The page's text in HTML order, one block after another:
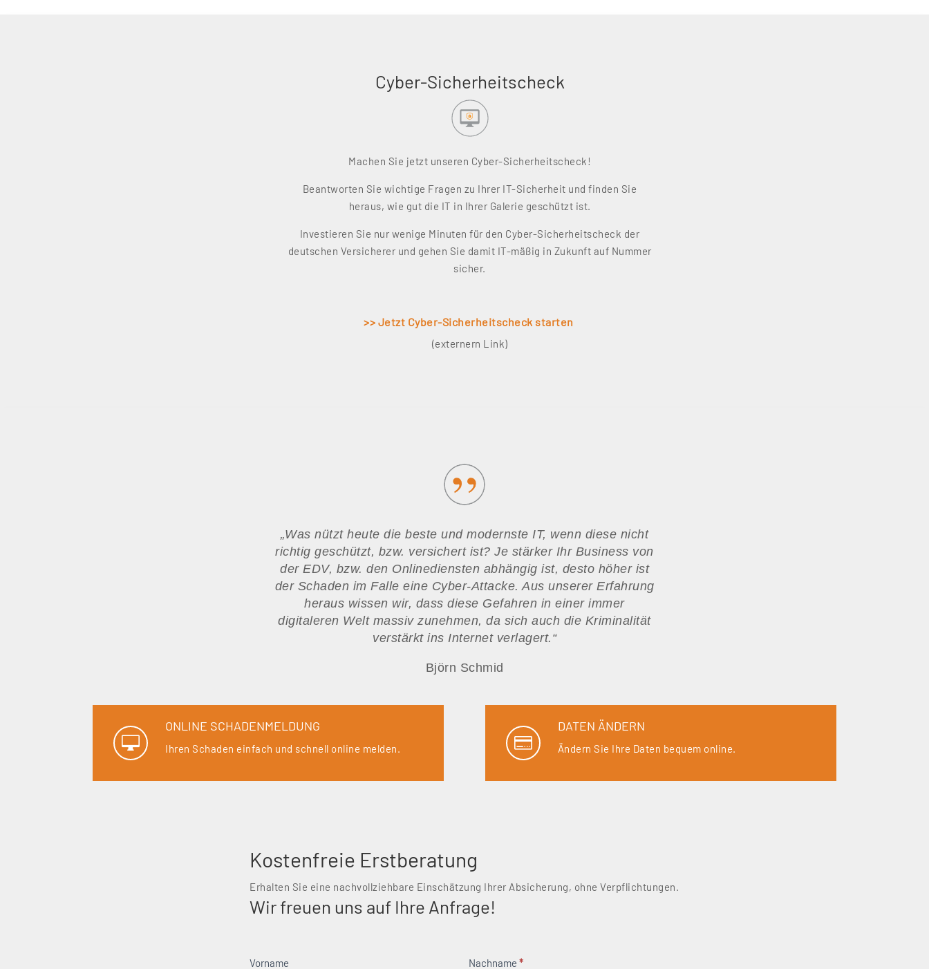
Cyber-Sicherheitscheck
Machen Sie jetzt unseren Cyber-Sicherheitscheck!
Beantworten Sie wichtige Fragen zu Ihrer IT-Sicherheit und finden Sie
heraus, wie gut die IT in Ihrer Galerie geschützt ist.
Investieren Sie nur wenige Minuten für den Cyber-Sicherheitscheck der
deutschen Versicherer und gehen Sie damit IT-mäßig in Zukunft auf Nummer
sicher.
>> Jetzt Cyber-Sicherheitscheck starten
(externern Link)
„Was nützt heute die beste und modernste IT, wenn diese nicht
richtig geschützt, bzw. versichert ist? Je stärker Ihr Business von
der EDV, bzw. den Onlinediensten abhängig ist, desto höher ist
der Schaden im Falle eine Cyber-Attacke. Aus unserer Erfahrung
heraus wissen wir, dass diese Gefahren in einer immer
digitaleren Welt massiv zunehmen, da sich auch die Kriminalität
verstärkt ins Internet verlagert. “
Björn Schmid

ONLINE SCHADENMELDUNG
Ihren Schaden einfach und schnell online melden. 
DATEN ÄNDERN
Ändern Sie Ihre Daten bequem online.
Kostenfreie Erstberatung
Erhalten Sie eine nachvollziehbare Einschätzung Ihrer Absicherung, ohne Verpflichtungen.
Wir freuen uns auf Ihre Anfrage!
Kontaktformular
Vorname Nachname*